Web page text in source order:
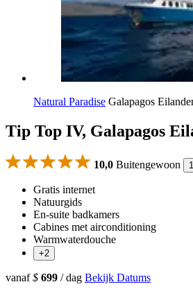
Natural Paradise Galapagos
Tip Top IV, Galapagos
10,0 Buitengewoon
Gratis internet
Natuurgids
En-suite badkamers
Cabines met airconditioning
Warmwaterdouche
+2
vanaf$ 699 / dag Bekijk Datums